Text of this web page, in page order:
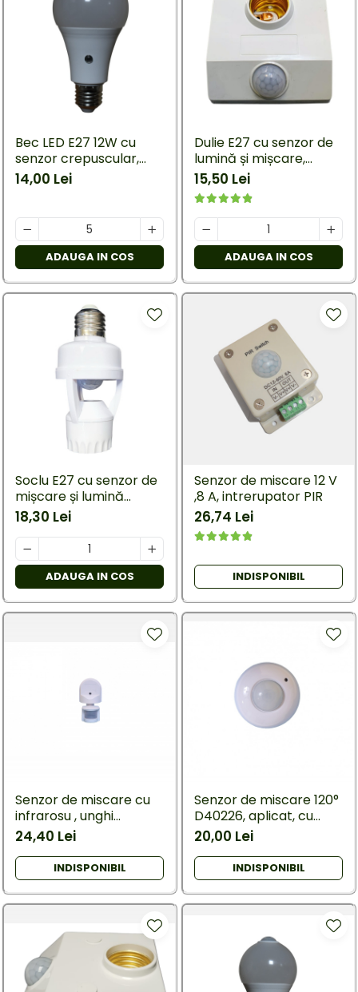
Bec LED E27 12W cu
senzor crepuscular,
auto ON/OFF, 6500K
,culoare- alb, rece
14,00 Lei
ADAUGA IN COS
Dulie E27 cu senzor de
lumină și mișcare,
aplicabilă pe perete,
110-240V, model
GYDZ001
15,50 Lei
ADAUGA IN COS
Soclu E27 cu senzor de
mișcare și lumină
crepusculară - 360°,
unghi de detecție
18,30 Lei
ADAUGA IN COS
Senzor de miscare 12 V
,8 A, intrerupator PIR
26,74 Lei
INDISPONIBIL
Senzor de miscare cu
infrarosu , unghi
detectare 180 grade ,
raza actiune 11 metri ,
alb
24,40 Lei
INDISPONIBIL
Senzor de miscare 120°
D40226, aplicat, cu
infrarosu
20,00 Lei
INDISPONIBIL